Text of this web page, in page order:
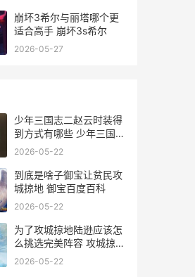
崩坏3希尔与丽塔哪个更
适合高手 崩坏3s希尔
2026-05-27
少年三国志二赵云时装得
到方式有哪些 少年三国志
二赵云怎么样
2026-05-22
到底是啥子御宝让贫民攻
城掠地 御宝百度百科
2026-05-22
为了攻城掠地陆逊应该怎
么挑选完美阵容 攻城掠地
过陆景
2026-05-22